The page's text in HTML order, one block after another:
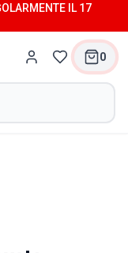
IL 17
0